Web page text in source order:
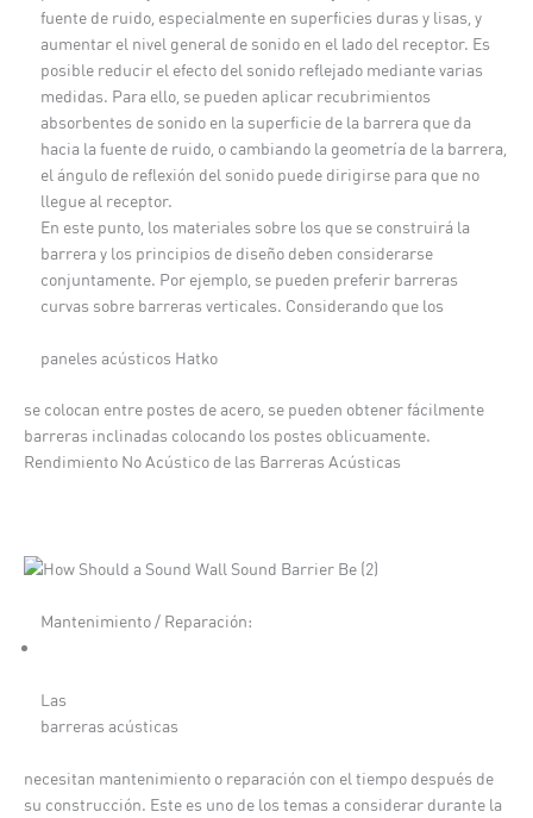
fuente de ruido, especialmente en superficies duras y lisas, y
aumentar el nivel general de sonido en el lado del receptor. Es
posible reducir el efecto del sonido reflejado mediante varias
medidas. Para ello, se pueden aplicar recubrimientos
absorbentes de sonido en la superficie de la barrera que da
hacia la fuente de ruido, o cambiando la geometría de la barrera,
el ángulo de reflexión del sonido puede dirigirse para que no
llegue al receptor.
En este punto, los materiales sobre los que se construirá la
barrera y los principios de diseño deben considerarse
conjuntamente. Por ejemplo, se pueden preferir barreras
curvas sobre barreras verticales. Considerando que los
paneles acústicos Hatko
se colocan entre postes de acero, se pueden obtener fácilmente
barreras inclinadas colocando los postes oblicuamente.
Rendimiento No Acústico de las Barreras Acústicas
Mantenimiento / Reparación:
Las
barreras acústicas
necesitan mantenimiento o reparación con el tiempo después de
su construcción. Este es uno de los temas a considerar durante la